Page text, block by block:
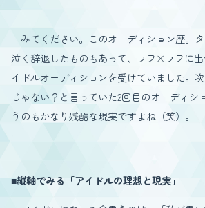
みてください。このオーディション歴。
泣く辞退したものもあって、ラフ×ラフに出
イドルオーディションを受けていました。
じゃない？と言っていた2回目のオーディシ
うのもかなり残酷な現実ですよね（笑）。
■縦軸でみる「アイドルの理想と現実」